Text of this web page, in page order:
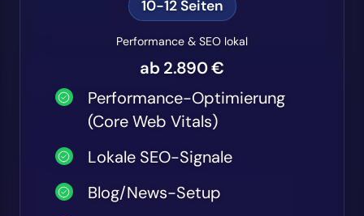
10-12 Seiten
Performance & SEO lokal
ab 2.890 €
Performance-Optimierung
(Core Web Vitals)
Lokale SEO-Signale
Blog/News-Setup